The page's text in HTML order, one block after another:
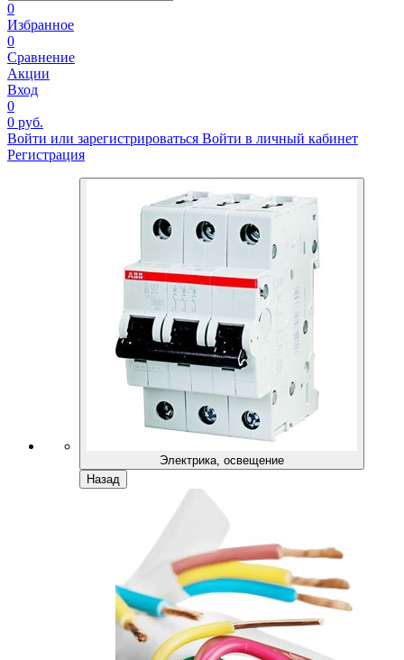
0
Избранное
0
Сравнение
Акции
Вход
0
0 руб.
Войти или зарегистрироваться Войти в личный кабинет
Регистрация
Электрика, освещение
Назад